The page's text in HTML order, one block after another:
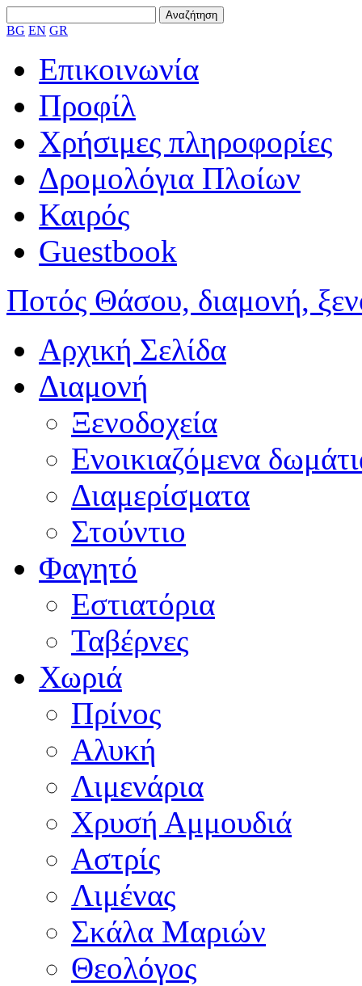
BG EN GR
Επικοινωνία
Προφίλ
Χρήσιμες πληροφορίες
Δρομολόγια Πλοίων
Καιρός
Guestbook
Ποτός Θάσου, διαμονή,
Αρχική Σελίδα
Διαμονή
Ξενοδοχεία
Ενοικιαζόμενα
Διαμερίσματα
Στούντιο
Φαγητό
Εστιατόρια
Ταβέρνες
Χωριά
Πρίνος
Αλυκή
Λιμενάρια
Χρυσή Αμμουδιά
Αστρίς
Λιμένας
Σκάλα Μαριών
Θεολόγος